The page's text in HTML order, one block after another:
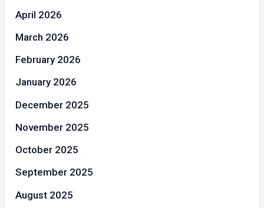
April 2026
March 2026
February 2026
January 2026
December 2025
November 2025
October 2025
September 2025
August 2025